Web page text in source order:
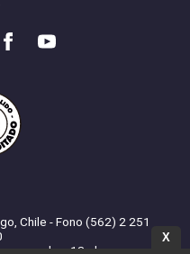
Chile - Fono (562) 2 251
13.cl
X